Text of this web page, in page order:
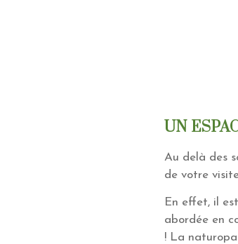
UN
Au delà des
de votre
En effet, il
abordée en
! La